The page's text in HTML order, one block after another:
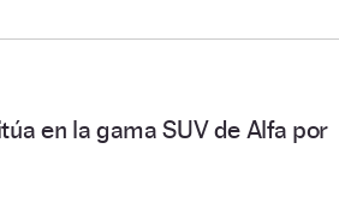
en la gama SUV de Alfa por